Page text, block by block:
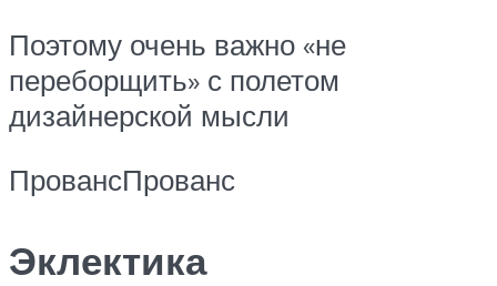
Поэтому очень важно «не
переборщить» с полетом
дизайнерской мысли
ПровансПрованс
Эклектика